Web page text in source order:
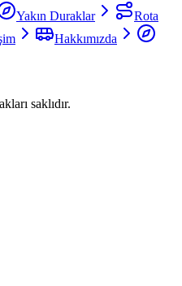
Yakın Duraklar
Rota
Hakkımızda
saklıdır.